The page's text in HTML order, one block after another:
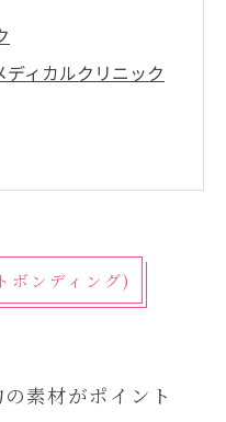
ィカルクリニック
ボンディング)
素材がポイント